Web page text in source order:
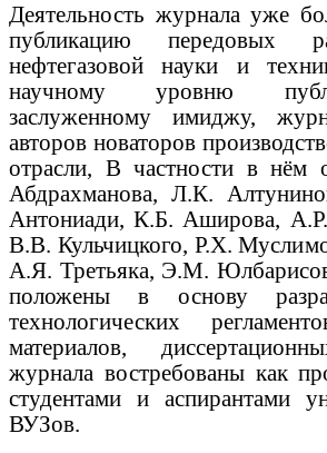
Деятельность журнала уже
публикацию передовых
нефтегазовой науки и
научному уровню
заслуженному имиджу,
авторов новаторов
отрасли, В частности в нём
Абдрахманова, Л.К.
Антониади, К.Б. Аширова,
В.В. Кульчицкого, Р.Х.
А.Я. Третьяка, Э.М.
положены в основу
технологических
материалов,
журнала востребованы как
студентами и аспирантами
ВУЗов.